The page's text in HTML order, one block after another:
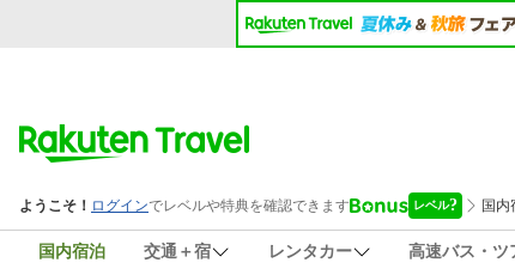
国内宿泊 交通＋宿 レンタカー 高速バス・ツ